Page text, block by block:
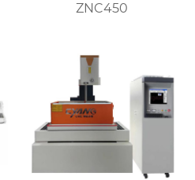
ZNC450